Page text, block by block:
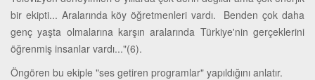
bir ekipti... Aralarında köy öğretmenleri vardı. Benden çok daha
genç yaşta olmalarına karşın aralarında Türkiye'nin gerçeklerini
öğrenmiş insanlar vardı..."(6).
Öngören bu ekiple "ses getiren programlar" yapıldığını anlatır.